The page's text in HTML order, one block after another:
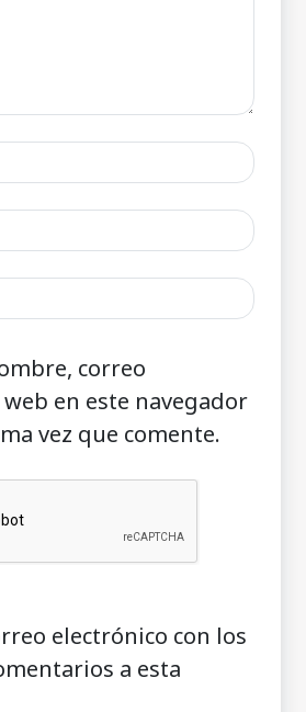
correo
en este navegador
vez que comente.
electrónico con los
a esta